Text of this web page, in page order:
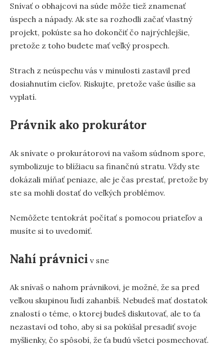
Snívať o obhajcovi na súde môže tiež znamenať
úspech a nápady. Ak ste sa rozhodli začať vlastný
projekt, pokúste sa ho dokončiť čo najrýchlejšie,
pretože z toho budete mať veľký prospech.
Strach z neúspechu vás v minulosti zastavil pred
dosiahnutím cieľov. Riskujte, pretože vaše úsilie sa
vyplatí.
Právnik ako prokurátor
Ak snívate o prokurátorovi na vašom súdnom spore,
symbolizuje to blížiacu sa finančnú stratu. Vždy ste
dokázali míňať peniaze, ale je čas prestať, pretože by
ste sa mohli dostať do veľkých problémov.
Nemôžete tentokrát počítať s pomocou priateľov a
musíte si to uvedomiť.
Nahí právnici v sne
Ak snívaš o nahom právnikovi, je možné, že sa pred
veľkou skupinou ľudí zahanbíš. Nebudeš mať dostatok
znalostí o téme, o ktorej budeš diskutovať, ale to ťa
nezastaví od toho, aby si sa pokúšal presadiť svoje
myšlienky, čo spôsobí, že ťa budú všetci posmechovať.